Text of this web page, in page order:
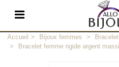
Accueil > Bijoux femmes >
>
Bracelet femme rigide argent